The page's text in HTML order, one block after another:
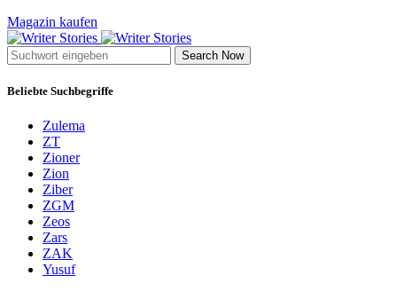
Magazin kaufen
Search Now
Beliebte Suchbegriffe
Zulema
ZT
Zioner
Zion
Ziber
ZGM
Zeos
Zars
ZAK
Yusuf